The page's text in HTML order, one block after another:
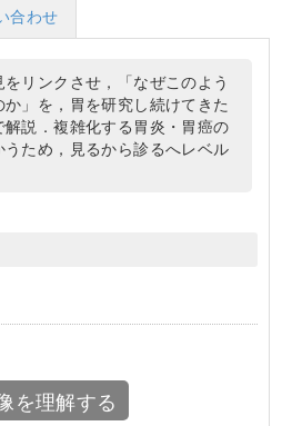
合わせ
リンクさせ，「なぜこのよう
」を，胃を研究し続けてきた
説．複雑化する胃炎・胃癌の
ため，見るから診るへレベル
を理解する